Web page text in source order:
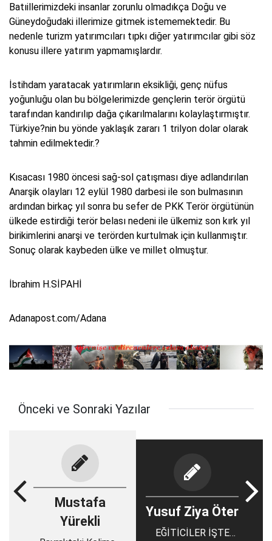
Batıillerimizdeki insanlar zorunlu olmadıkça Doğu ve
Güneydoğudaki illerimize gitmek istememektedir. Bu
nedenle turizm yatırımcıları tıpkı diğer yatırımcılar gibi söz
konusu illere yatırım yapmamışlardır.
İstihdam yaratacak yatırımların eksikliği, genç nüfus
yoğunluğu olan bu bölgelerimizde gençlerin terör örgütü
tarafından kandırılıp dağa çıkarılmalarını kolaylaştırmıştır.
Türkiye?nin bu yönde yaklaşık zararı 1 trilyon dolar olarak
tahmin edilmektedir.?
Kısacası 1980 öncesi sağ-sol çatışması diye adlandırılan
Anarşik olayları 12 eylül 1980 darbesi ile son bulmasının
ardından birkaç yıl sonra bu sefer de PKK Terör örgütünün
ülkede estirdiği terör belası nedeni ile ülkemiz son kırk yıl
birikimlerini anarşi ve terörden kurtulmak için kullanmıştır.
Sonuç olarak kaybeden ülke ve millet olmuştur.
İbrahim H.SİPAHİ
Adanapost.com/Adana
Önceki ve Sonraki Yazılar
Mustafa
Yürekli
Yusuf Ziya Öter
EĞİTİCİLER İŞTE